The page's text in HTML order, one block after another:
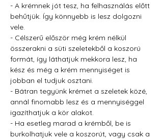
- A krémnek jót tesz, ha felhasználás előtt
behűtjük. Így könnyebb is lesz dolgozni
vele.
- Célszerű először még krém nélkül
összerakni a süti szeletekből a koszorú
formát, így láthatjuk mekkora lesz, ha
kész és még a krém mennyiséget is
jobban el tudjuk osztani.
- Bátran tegyünk krémet a szeletek közé,
annál finomabb lesz és a mennyiséggel
igazíthatjuk a kör alakot.
- Ha esetleg marad a krémből, be is
burkolhatjuk vele a koszorút, vagy csak a